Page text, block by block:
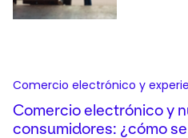
Comercio electrónico y
Comercio electrónico y
consumidores: ¿cómo